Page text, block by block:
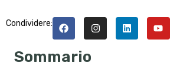
Condividere:
Sommario